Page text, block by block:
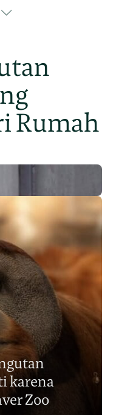
Rumah
2.700
Jul 2026
karena
Zoo